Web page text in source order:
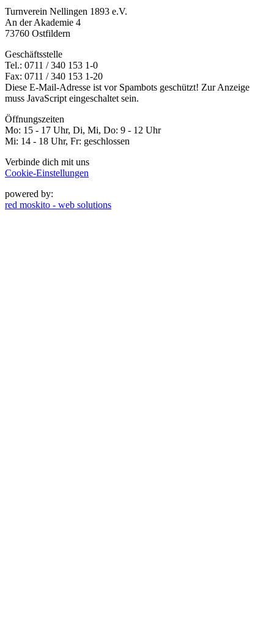
Turnverein Nellingen 1893 e.V.
An der Akademie 4
73760 Ostfildern
Geschäftsstelle
Tel.: 0711 / 340 153 1-0
Fax: 0711 / 340 153 1-20
Diese E-Mail-Adresse ist vor Spambots geschützt! Zur Anzeige
muss JavaScript eingeschaltet sein.
Öffnungszeiten
Mo: 15 - 17 Uhr, Di, Mi, Do: 9 - 12 Uhr
Mi: 14 - 18 Uhr, Fr: geschlossen
Verbinde dich mit uns
Cookie-Einstellungen
powered by:
red moskito - web solutions